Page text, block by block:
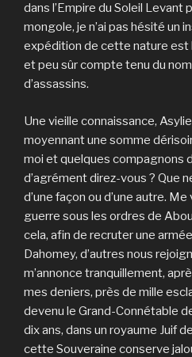
dans l’Empire du Soleil Levant
mongole, je n’ai pas hésité un
expédition de cette nature est
et peu sûr compte tenu du
d’assassins.
Une vieille connaissance,
moyennant une somme
moi et quelques compagnons
d’agrément direz-vous ? Que
d’une façon ou d’une autre.
guerre sous les ordres de
cela, afin de recruter une
Dahomey, d’autres nous
m’annonce tranquillement,
mes deniers, près de mille
devenu le Grand-Connétable
dix ans, dans un royaume Juif
cette Souveraine conserve